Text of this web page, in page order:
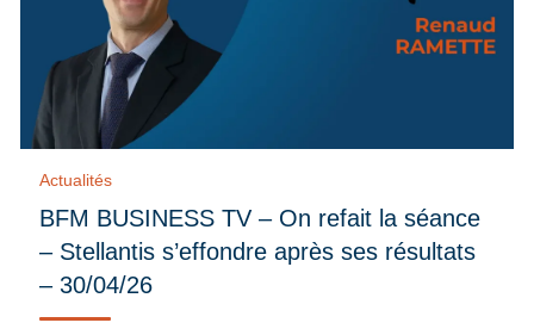
Actualités
BFM BUSINESS TV – On refait la séance
– Stellantis s’effondre après ses résultats
– 30/04/26